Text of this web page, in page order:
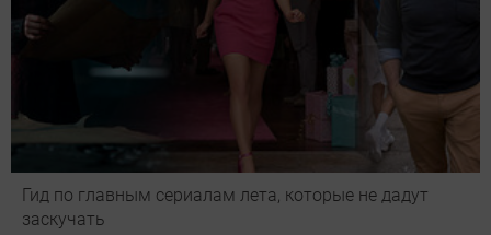
Гид по главным сериалам лета, которые не дадут
заскучать